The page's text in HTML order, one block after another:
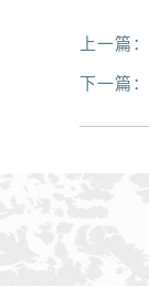
上一篇：
下一篇：